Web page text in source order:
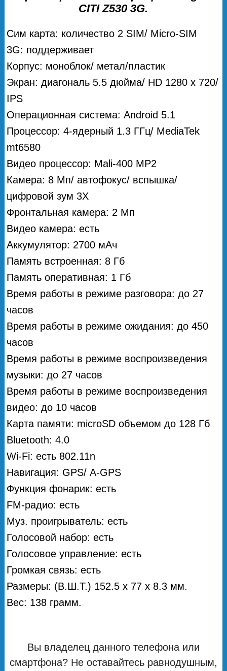
CITI Z530 3G.
Сим карта: количество 2 SIM/ Micro-SIM
3G: поддерживает
Корпус: моноблок/ метал/пластик
Экран: диагональ 5.5 дюйма/ HD 1280 x 720/
IPS
Операционная система: Android 5.1
Процессор: 4-ядерный 1.3 ГГц/ MediaTek
mt6580
Видео процессор: Mali-400 MP2
Камера: 8 Мп/ автофокус/ вспышка/
цифровой зум 3Х
Фронтальная камера: 2 Мп
Видео камера: есть
Аккумулятор: 2700 мAч
Память встроенная: 8 Гб
Память оперативная: 1 Гб
Время работы в режиме разговора: до 27
часов
Время работы в режиме ожидания: до 450
часов
Время работы в режиме воспроизведения
музыки: до 27 часов
Время работы в режиме воспроизведения
видео: до 10 часов
Карта памяти: microSD объемом до 128 Гб
Bluetooth: 4.0
Wi-Fi: есть 802.11n
Навигация: GPS/ А-GPS
Функция фонарик: есть
FM-радио: есть
Муз. проигрыватель: есть
Голосовой набор: есть
Голосовое управление: есть
Громкая связь: есть
Размеры: (В.Ш.Т.) 152.5 x 77 x 8.3 мм.
Вес: 138 грамм.
Вы владелец данного телефона или
смартфона? Не оставайтесь равнодушным,